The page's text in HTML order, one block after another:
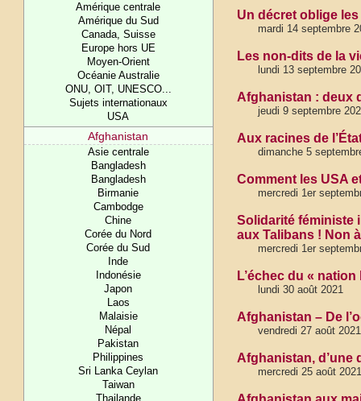
Amérique centrale
Amérique du Sud
Canada, Suisse
Europe hors UE
Moyen-Orient
Océanie Australie
ONU, OIT, UNESCO...
Sujets internationaux
USA
Afghanistan
Asie centrale
Bangladesh
Bangladesh
Birmanie
Cambodge
Chine
Corée du Nord
Corée du Sud
Inde
Indonésie
Japon
Laos
Malaisie
Népal
Pakistan
Philippines
Sri Lanka Ceylan
Taiwan
Thailande
Un décret oblige
mardi 14 septembre
Les non-dits de la
lundi 13 septembre
Afghanistan : deux
jeudi 9 septembre
Aux racines de
dimanche 5
Comment les USA
mercredi 1er
Solidarité féministe
aux Talibans ! Non
mercredi 1er
L’échec du «
lundi 30 août 2021
Afghanistan – De
vendredi 27 août 2021
Afghanistan, d’une
mercredi 25 août 2021